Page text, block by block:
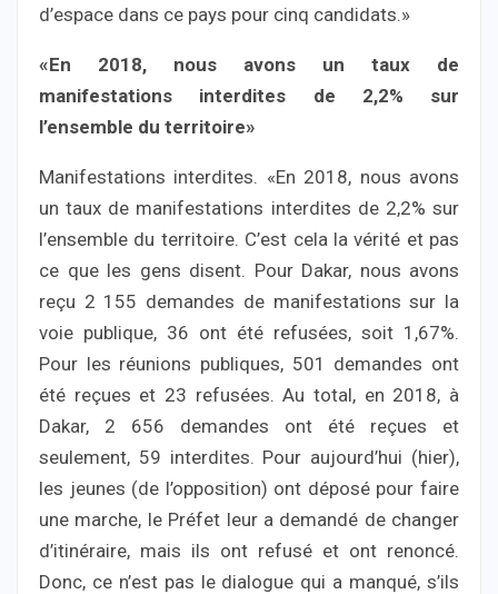
d’espace dans ce pays pour cinq candidats.»
«En 2018, nous avons un taux de
manifestations interdites de 2,2% sur
l’ensemble du territoire»
Manifestations interdites. «En 2018, nous avons
un taux de manifestations interdites de 2,2% sur
l’ensemble du territoire. C’est cela la vérité et pas
ce que les gens disent. Pour Dakar, nous avons
reçu 2 155 demandes de manifestations sur la
voie publique, 36 ont été refusées, soit 1,67%.
Pour les réunions publiques, 501 demandes ont
été reçues et 23 refusées. Au total, en 2018, à
Dakar, 2 656 demandes ont été reçues et
seulement, 59 interdites. Pour aujourd’hui (hier),
les jeunes (de l’opposition) ont déposé pour faire
une marche, le Préfet leur a demandé de changer
d’itinéraire, mais ils ont refusé et ont renoncé.
Donc, ce n’est pas le dialogue qui a manqué, s’ils